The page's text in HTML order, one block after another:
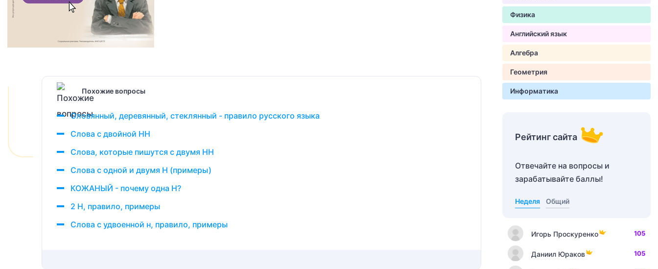
Похожие вопросы
Оловянный, деревянный, стеклянный - правило русского языка
Слова с двойной НН
Слова, которые пишутся с двумя НН
Слова с одной и двумя Н (примеры)
КОЖАНЫЙ - почему одна Н?
2 Н, правило, примеры
Слова с удвоенной н, правило, примеры
Физика
Английский язык
Алгебра
Геометрия
Информатика
Рейтинг сайта
Отвечайте на вопросы и
зарабатывайте баллы!
Неделя Общий
Игорь Проскуренко 105
Даниил Юраков 105